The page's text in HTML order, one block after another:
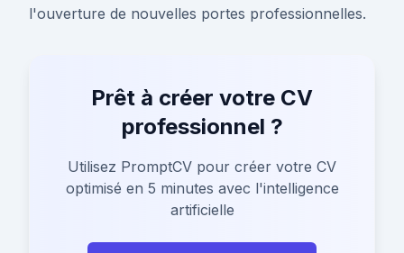
l'ouverture de nouvelles portes professionnelles.
Prêt à créer votre CV
professionnel ?
Utilisez PromptCV pour créer votre CV
optimisé en 5 minutes avec l'intelligence
artificielle